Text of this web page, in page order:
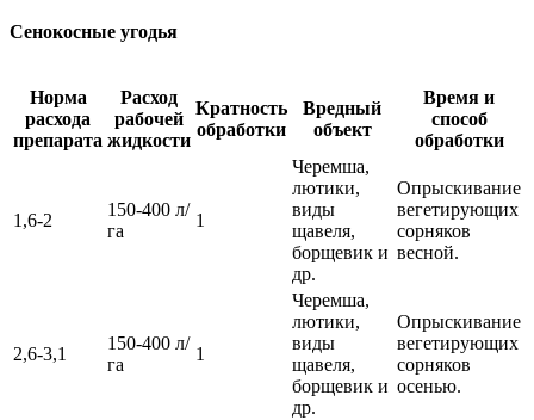
Сенокосные угодья
Норма
расхода
препарата
Расход
рабочей
жидкости
Кратность
обработки
Вредный
объект
Время и
способ
обработки
1,6-2
150-400 л/
га
1
Черемша,
лютики,
виды
щавеля,
борщевик и
др.
Опрыскивание
вегетирующих
сорняков
весной.
2,6-3,1
150-400 л/
га
1
Черемша,
лютики,
виды
щавеля,
борщевик и
др.
Опрыскивание
вегетирующих
сорняков
осенью.